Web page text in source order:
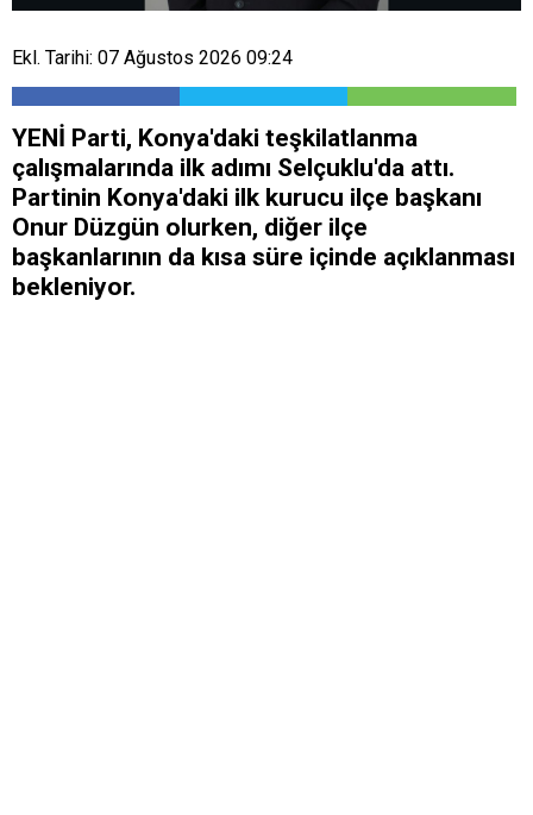
Ekl. Tarihi: 07 Ağustos 2026 09:24
YENİ Parti, Konya'daki teşkilatlanma
çalışmalarında ilk adımı Selçuklu'da attı.
Partinin Konya'daki ilk kurucu ilçe başkanı
Onur Düzgün olurken, diğer ilçe
başkanlarının da kısa süre içinde açıklanması
bekleniyor.